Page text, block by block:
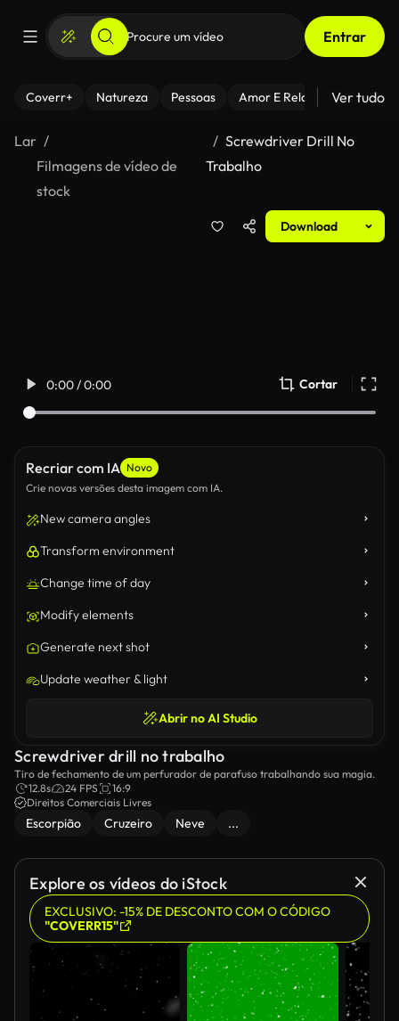
Entrar
Coverr+ Natureza Pessoas Amor E Relacionamentos
Ver tudo
Lar
Filmagens de vídeo de
stock
Screwdriver Drill No
Trabalho
Download
0:00 / 0:00 Cortar
Recriar com IA Novo
Crie novas versões desta imagem com IA.
New camera angles
Transform environment
Change time of day
Modify elements
Generate next shot
Update weather & light
Abrir no AI Studio
Screwdriver drill no trabalho
Tiro de fechamento de um perfurador de parafuso trabalhando sua magia.
12.8s
24 FPS
16:9
Direitos Comerciais Livres
Escorpião Cruzeiro Neve ...
Explore os vídeos do iStock
EXCLUSIVO: -15% DE DESCONTO COM O CÓDIGO
"COVERR15"